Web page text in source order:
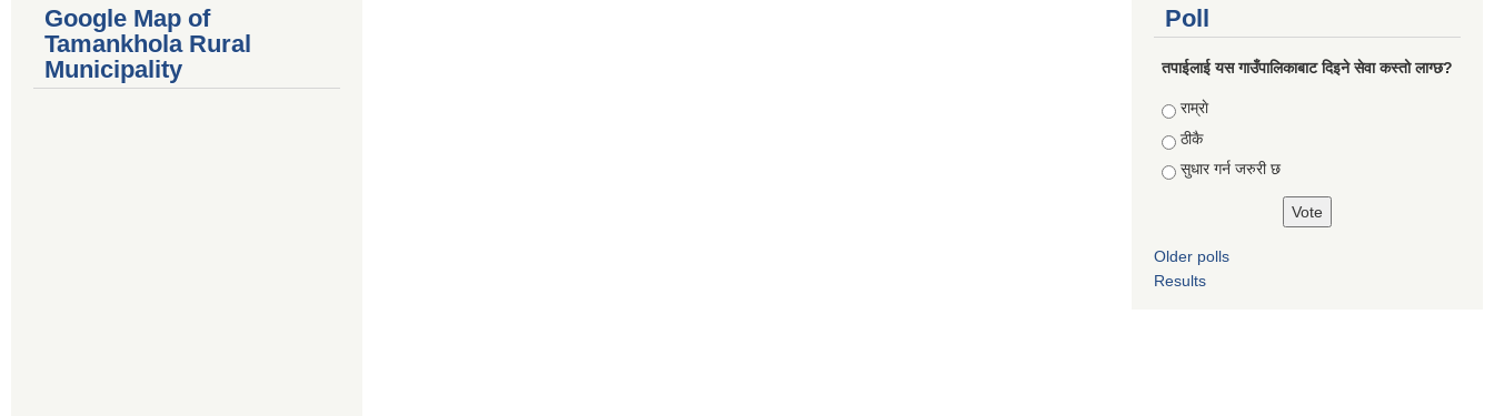
Google Map of
Tamankhola Rural
Municipality
Poll
तपाईलाई यस गाउँपालिकाबाट दिइने सेवा कस्तो लाग्छ?
Choices
राम्राे
ठीकै
सुधार गर्न जरुरी छ
Older polls
Results